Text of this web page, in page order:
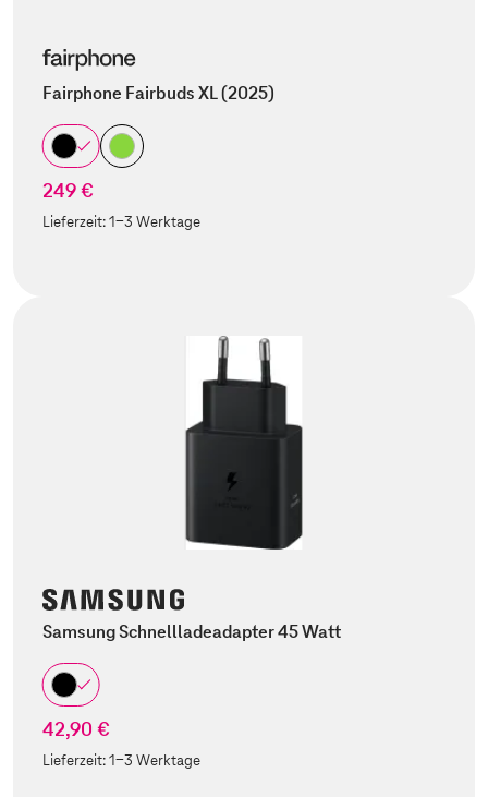
Fairphone Fairbuds XL (2025)
249 €
Lieferzeit:1-3 Werktage
Samsung Schnellladeadapter 45 Watt
42,90 €
Lieferzeit:1-3 Werktage